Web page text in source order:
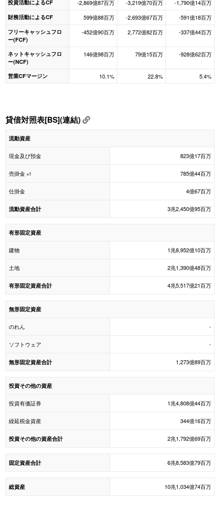
投資活動によるCF -2,869億87百万 -3,219億70百万 -1,790億14百万
財務活動によるCF 599億88百万 -2,693億67百万 -591億18百万
フリーキャッシュフロ
ー(FCF)
-452億90百万 2,772億82百万 -337億44百万
ネットキャッシュフロ
ー(NCF)
146億98百万 79億15百万 -928億62百万
営業CFマージン 10.1% 22.8% 5.4%
貸借対照表[BS](連結)
流動資産
現金及び預金 823億17百万
売掛金 ※1 785億44百万
仕掛金 4億67百万
流動資産合計 3兆2,450億95百万
有形固定資産
建物 1兆8,952億10百万
土地 2兆1,390億48百万
有形固定資産合計 4兆5,517億21百万
無形固定資産
のれん -
ソフトウェア -
無形固定資産合計 1,273億89百万
投資その他の資産
投資有価証券 1兆4,808億44百万
繰延税金資産 344億16百万
投資その他の資産合計 2兆1,792億69百万
固定資産合計 6兆8,583億79百万
総資産 10兆1,034億74百万